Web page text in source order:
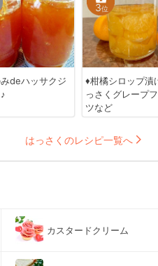
deハッサクジ
3位
♦️柑橘シロップ
っさくグレープ
ツなど
はっさくのレシピ一覧へ
カスタードクリーム